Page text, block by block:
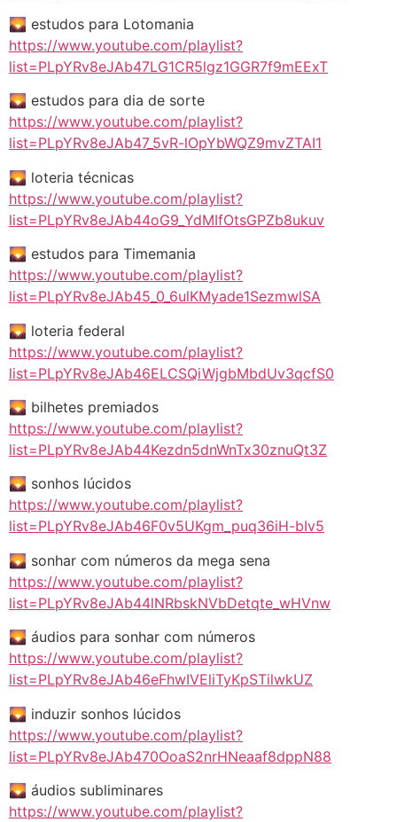
🌄 estudos para Lotomania
https://www.youtube.com/playlist?
list=PLpYRv8eJAb47LG1CR5lgz1GGR7f9mEExT
🌄 estudos para dia de sorte
https://www.youtube.com/playlist?
list=PLpYRv8eJAb47_5vR-lOpYbWQZ9mvZTAI1
🌄 loteria técnicas
https://www.youtube.com/playlist?
list=PLpYRv8eJAb44oG9_YdMIfOtsGPZb8ukuv
🌄 estudos para Timemania
https://www.youtube.com/playlist?
list=PLpYRv8eJAb45_0_6ulKMyade1SezmwlSA
🌄 loteria federal
https://www.youtube.com/playlist?
list=PLpYRv8eJAb46ELCSQiWjgbMbdUv3qcfS0
🌄 bilhetes premiados
https://www.youtube.com/playlist?
list=PLpYRv8eJAb44Kezdn5dnWnTx30znuQt3Z
🌄 sonhos lúcidos
https://www.youtube.com/playlist?
list=PLpYRv8eJAb46F0v5UKgm_puq36iH-bIv5
🌄 sonhar com números da mega sena
https://www.youtube.com/playlist?
list=PLpYRv8eJAb44lNRbskNVbDetqte_wHVnw
🌄 áudios para sonhar com números
https://www.youtube.com/playlist?
list=PLpYRv8eJAb46eFhwIVEliTyKpSTilwkUZ
🌄 induzir sonhos lúcidos
https://www.youtube.com/playlist?
list=PLpYRv8eJAb470OoaS2nrHNeaaf8dppN88
🌄 áudios subliminares
https://www.youtube.com/playlist?